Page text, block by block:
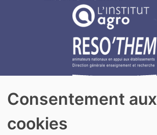
Consentement aux
cookies